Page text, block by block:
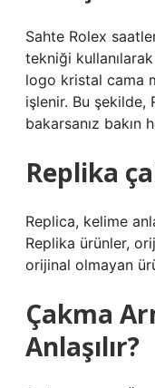
Sahte Rolex
tekniği
logo kristal cama
işlenir. Bu şekilde,
bakarsanız bakın
Replika
Replica, kelime
Replika ürünler,
orijinal olmayan
Çakma
Anlaşılır?